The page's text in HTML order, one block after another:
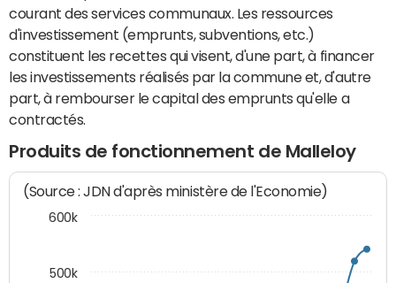
courant des services communaux. Les ressources
d'investissement (emprunts, subventions, etc.)
constituent les recettes qui visent, d'une part, à financer
les investissements réalisés par la commune et, d'autre
part, à rembourser le capital des emprunts qu'elle a
contractés.
Produits de fonctionnement de Malleloy
(Source : JDN d'après ministère de l'Economie)
500k
600k